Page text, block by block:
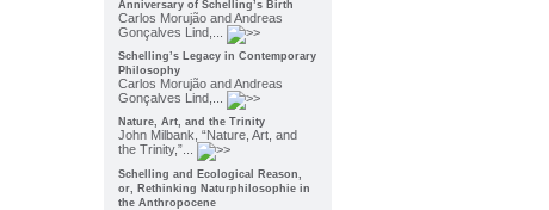
Anniversary of Schelling’s Birth
Carlos Morujão and Andreas
Gonçalves Lind,...
Schelling’s Legacy in Contemporary
Philosophy
Carlos Morujão and Andreas
Gonçalves Lind,...
Nature, Art, and the Trinity
John Milbank, “Nature, Art, and
the Trinity,”...
Schelling and Ecological Reason,
or, Rethinking Naturphilosophie in
the Anthropocene